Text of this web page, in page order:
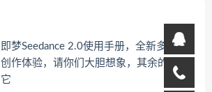
即梦Seedance 2.0使用手册，全新多模态
创作体验，请你们大胆想象，其余的交给
它